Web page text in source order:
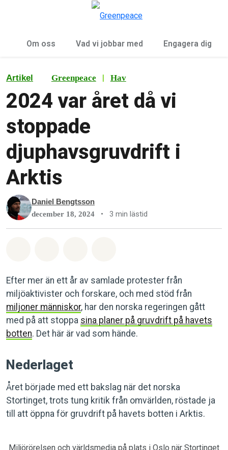
Om oss Vad vi jobbar med Engagera dig
Artikel Greenpeace | Hav
2024 var året då vi
stoppade
djuphavsgruvdrift i
Arktis
Daniel Bengtsson
december 18, 2024 • 3 min lästid
Efter mer än ett år av samlade protester från
miljöaktivister och forskare, och med stöd från
miljoner människor, har den norska regeringen gått
med på att stoppa sina planer på gruvdrift på havets
botten. Det här är vad som hände.
Nederlaget
Året började med ett bakslag när det norska
Stortinget, trots tung kritik från omvärlden, röstade ja
till att öppna för gruvdrift på havets botten i Arktis.
Miljörörelsen och världsmedia på plats i Oslo när Stortinget